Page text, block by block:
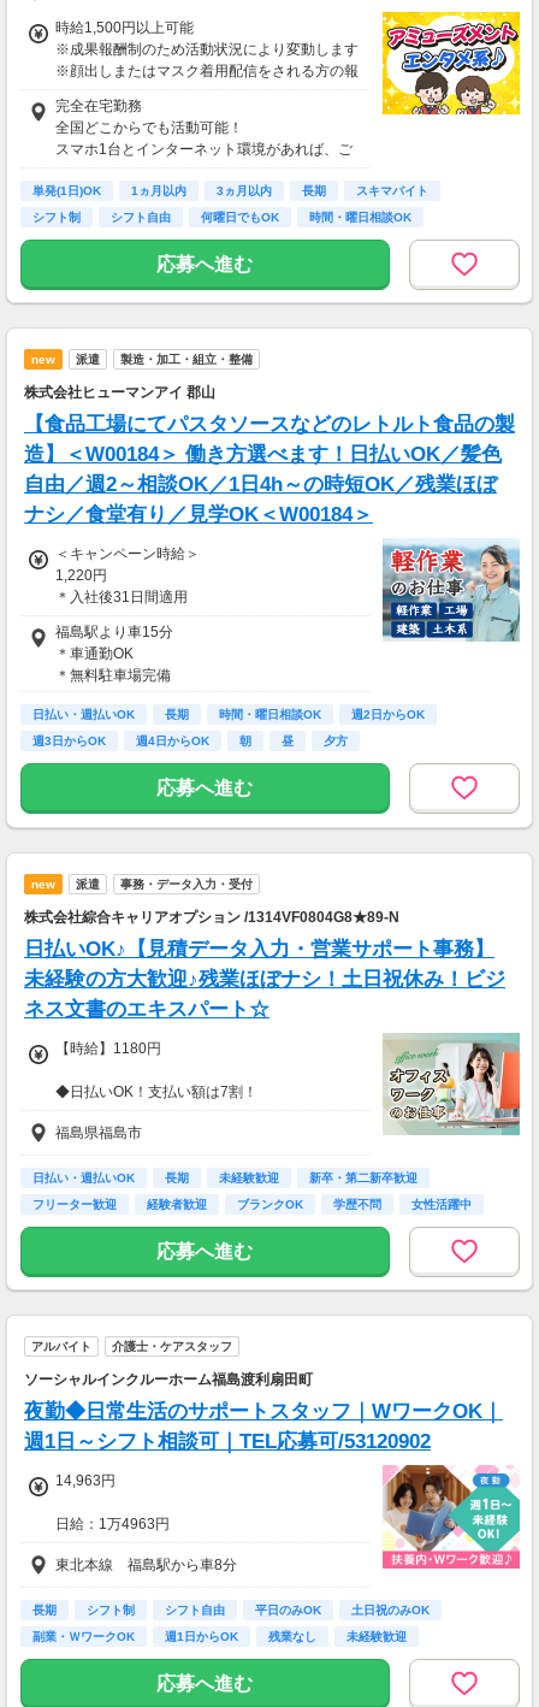
時給1,500円以上可能
※成果報酬制のため活動状況により変動します
※顔出しまたはマスク着用配信をされる方の報
酬基準となります
【収入例】
■事務職Aさん（週3日・月50時間程度）
月収8万円～15万円
月収15万円～25万円
■主婦Cさん（月100時間程度）
月収20万円以上
現在活躍中のライバーの多くは会社員や主婦の
方。
本業や家庭と両立しながら副業として活動され
ています。
完全在宅勤務
全国どこからでも活動可能！
スマホ1台とインターネット環境があれば、ご
自宅からスタートできます。
通勤時間ゼロだから、本業やプライベートとの
両立もラクラク♪
単発(1日)OK 1ヵ月以内 3ヵ月以内 長期
スキマバイト
シフト制
シフト自由 何曜日でもOK 時間・曜日相談OK
応募へ進む
new 派遣 製造・加工・組立・整備
株式会社ヒューマンアイ 郡山
【食品工場にてパスタソースなどのレトルト食品の製
造】＜W00184＞ 働き方選べます！日払いOK／髪色
自由／週2～相談OK／1日4h～の時短OK／残業ほぼ
ナシ／食堂有り／見学OK＜W00184＞
＜キャンペーン時給＞
1,220円
＊入社後31日間適用
＊22時～翌5時 1,525円
＜通常時給（32日目～）＞
1,120円
＊22時～翌5時 1,400円
当の場合）
福島駅より車15分
＊車通勤OK
＊無料駐車場完備
日払い・週払いOK 長期 時間・曜日相談OK
週2日からOK
週3日からOK
週4日からOK 朝 昼 夕方
応募へ進む
new 派遣 事務・データ入力・受付
株式会社綜合キャリアオプション /1314VF0804G8★89-N
日払いOK♪【見積データ入力・営業サポート事務】
未経験の方大歓迎♪残業ほぼナシ！土日祝休み！ビジ
ネス文書のエキスパート☆
【時給】1180円
◆日払いOK！支払い額は7割！
※規定・支払い条件有
福島県福島市
日払い・週払いOK 長期 未経験歓迎
新卒・第二新卒歓迎
フリーター歓迎
経験者歓迎 ブランクOK 学歴不問 女性活躍中
応募へ進む
アルバイト 介護士・ケアスタッフ
ソーシャルインクルーホーム福島渡利扇田町
夜勤◆日常生活のサポートスタッフ｜WワークOK｜
週1日～シフト相談可｜TEL応募可/53120902
14,963円
日給：1万4963円
※深夜割増賃金含む
・交通費規定内支給（バイク通勤・車通勤OK）
・試用期間なし
・雇用期間の定めあり（原則6ヶ月、4月・10月
※個人評価、会社の経営状況により判断
※更新上限：年数及び回数に上限無し
東北本線 福島駅から車8分
長期 シフト制 シフト自由 平日のみOK
土日祝のみOK
副業・ＷワークOK
週1日からOK 残業なし 未経験歓迎
応募へ進む